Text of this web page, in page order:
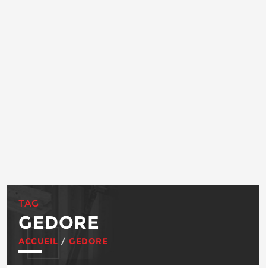
TAG
GEDORE
ACCUEIL /GEDORE